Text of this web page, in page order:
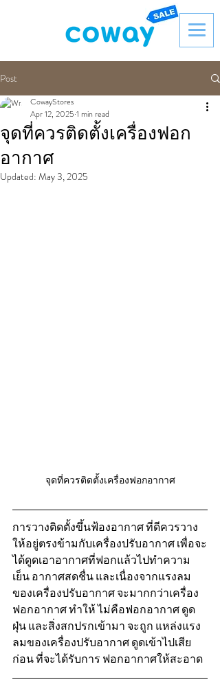
Post
จุดที่ควรติดตั้งเครื่องฟอก
อากาศ
CowayStores
Apr 12, 2025 1 min read
Updated: May 3, 2025
จุดที่ควรติดตั้งเครื่องฟอกอากาศ
การวางติดตั้งขึ้นฟ้องอากาศ ที่ดีควรวาง
ให้อยู่ตรงข้ามกับเครื่องปรับอากาศ เพื่อจะ
ได้ดูดเอาอากาศที่ฟอกแล้วไปทำความ
เย็น อากาศสดชื่น และเนื่องจากแรงลม
ของเครื่องปรับอากาศ จะมากกว่าเครื่อง
ฟอกอากาศ ทำให้ ไม่คือฟอกอากาศ ดูด
ฝุ่น และสิ่งสกปรกเข้ามา จะถูก แหล่งแรง
ลมของเครื่องปรับอากาศ ดูดเข้าไปเสีย
ก่อน ที่จะได้รับการ ฟอกอากาศให้สะอาด